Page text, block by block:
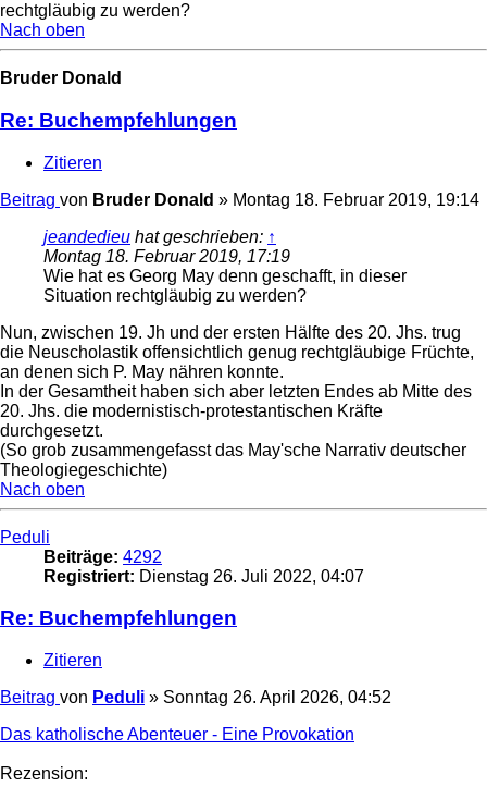
rechtgläubig zu werden?
Nach oben
Bruder Donald
Re: Buchempfehlungen
Zitieren
Beitrag von Bruder Donald » Montag 18. Februar 2019, 19:14
jeandedieu hat geschrieben: ↑
Montag 18. Februar 2019, 17:19
Wie hat es Georg May denn geschafft, in dieser
Situation rechtgläubig zu werden?
Nun, zwischen 19. Jh und der ersten Hälfte des 20. Jhs. trug
die Neuscholastik offensichtlich genug rechtgläubige Früchte,
an denen sich P. May nähren konnte.
In der Gesamtheit haben sich aber letzten Endes ab Mitte des
20. Jhs. die modernistisch-protestantischen Kräfte
durchgesetzt.
(So grob zusammengefasst das May'sche Narrativ deutscher
Theologiegeschichte)
Nach oben
Peduli
Beiträge: 4292
Registriert: Dienstag 26. Juli 2022, 04:07
Re: Buchempfehlungen
Zitieren
Beitrag von Peduli » Sonntag 26. April 2026, 04:52
Das katholische Abenteuer - Eine Provokation
Rezension: